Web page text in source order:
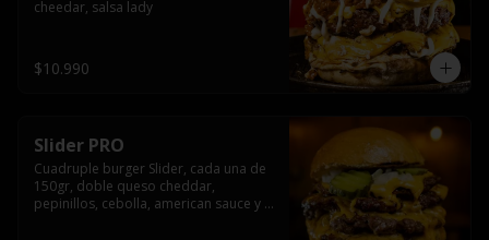
cheedar, salsa lady
$10.990
Slider PRO
Cuadruple burger Slider, cada una de
150gr, doble queso cheddar,
pepinillos, cebolla, american sauce y